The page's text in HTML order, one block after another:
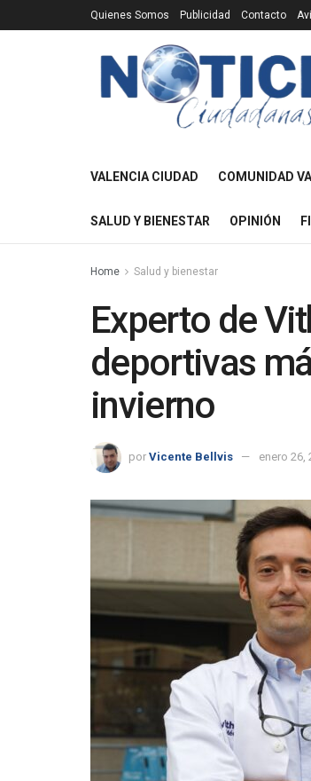
Quienes Somos Publicidad Contacto
VALENCIA CIUDAD COMUNIDAD
SALUD Y BIENESTAR OPINIÓN
Home Salud y bienestar
Experto de
deportivas
invierno
por Vicente Bellvis enero 26,